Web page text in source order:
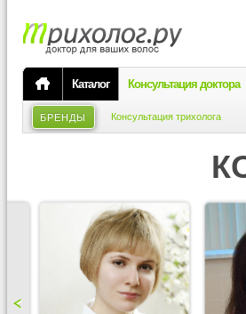
Каталог Консультация доктора
БРЕНДЫ Консультация трихолога